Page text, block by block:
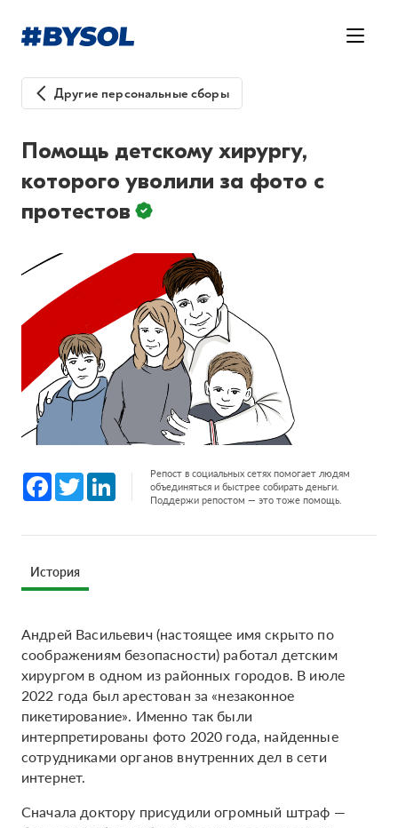
Другие персональные сборы
Помощь детскому хирургу,
которого уволили за фото с
протестов
Facebook
Twitter LinkedInРепост в социальных сетях помогает людям
объединяться и быстрее собирать деньги.
Поддержи репостом — это тоже помощь.
История
Андрей Васильевич (настоящее имя скрыто по
соображениям безопасности) работал детским
хирургом в одном из районных городов. В июле
2022 года был арестован за «незаконное
пикетирование». Именно так были
интерпретированы фото 2020 года, найденные
сотрудниками органов внутренних дел в сети
интернет.
Сначала доктору присудили огромный штраф —